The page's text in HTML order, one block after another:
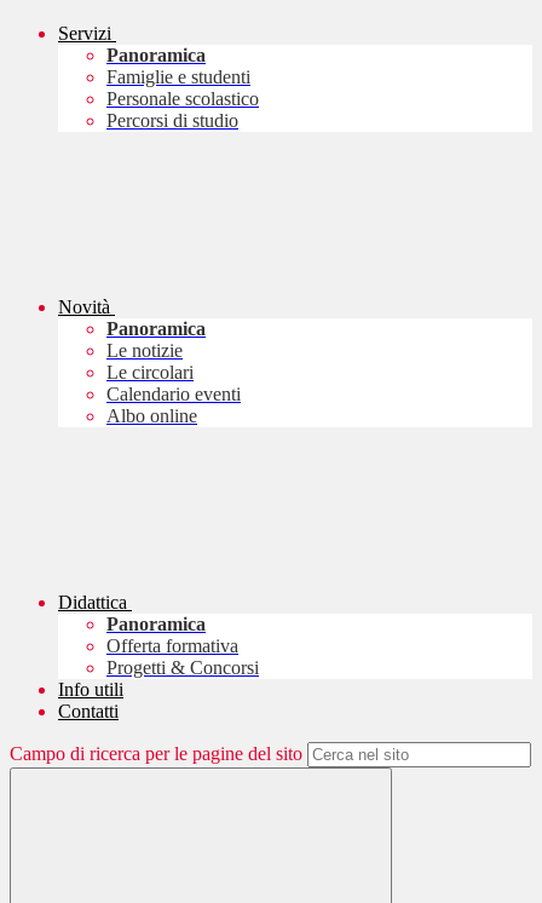
Servizi
Panoramica
Famiglie e studenti
Personale scolastico
Percorsi di studio
Novità
Panoramica
Le notizie
Le circolari
Calendario eventi
Albo online
Didattica
Panoramica
Offerta formativa
Progetti & Concorsi
Info utili
Contatti
Campo di ricerca per le pagine del sito